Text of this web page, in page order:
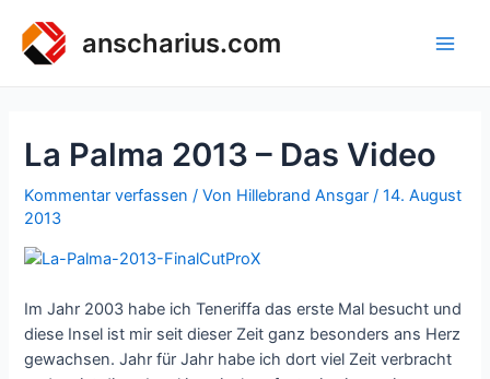
Inhalt
springen
anscharius.com
La Palma 2013 – Das Video
Kommentar verfassen / Von Hillebrand Ansgar /14. August
2013
Im Jahr 2003 habe ich Teneriffa das erste Mal besucht und
diese Insel ist mir seit dieser Zeit ganz besonders ans Herz
gewachsen. Jahr für Jahr habe ich dort viel Zeit verbracht